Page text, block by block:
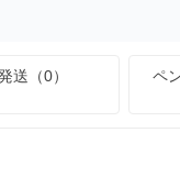
送（0）
ペ